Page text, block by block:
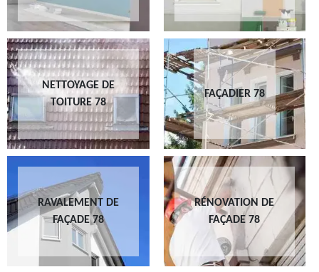
NETTOYAGE DE
TOITURE 78
FAÇADIER 78
RAVALEMENT DE
FAÇADE 78
RÉNOVATION DE
FAÇADE 78